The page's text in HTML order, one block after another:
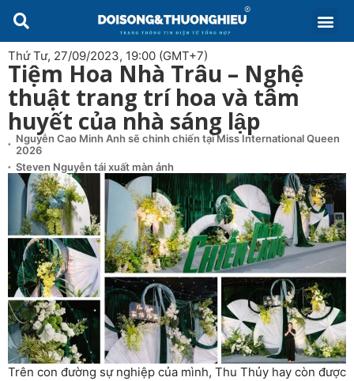
Thứ Tư, 27/09/2023, 19:00 (GMT+7)
Tiệm Hoa Nhà Trâu – Nghệ
thuật trang trí hoa và tâm
huyết của nhà sáng lập
Nguyễn Cao Minh Anh sẽ chinh chiến tại Miss International Queen
2026
Steven Nguyễn tái xuất màn ảnh
Trên con đường sự nghiệp của mình, Thu Thủy hay còn được